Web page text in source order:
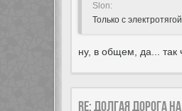
Slon:
Только с
ну, в общем, да... так
Re: Долгая дорога